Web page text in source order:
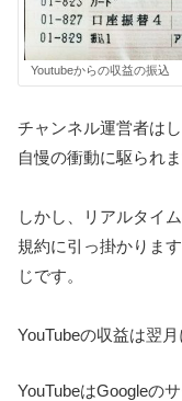
Youtubeからの収益の振込
チャンネル運営者は
自慢の衝動に駆られま
しかし、リアルタイ
規約に引っ掛かりま
じです。
YouTubeの収益は翌月
YouTubeはGoogleの